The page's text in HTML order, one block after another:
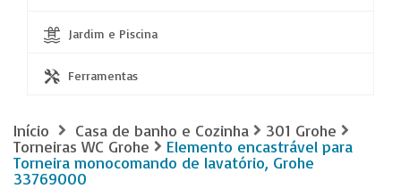
Jardim e Piscina
Ferramentas
Início Casa de banho e Cozinha
301 Grohe
Torneiras WC Grohe
Elemento encastrável para
Torneira monocomando de lavatório, Grohe
33769000